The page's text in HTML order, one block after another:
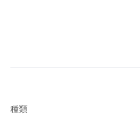
種類